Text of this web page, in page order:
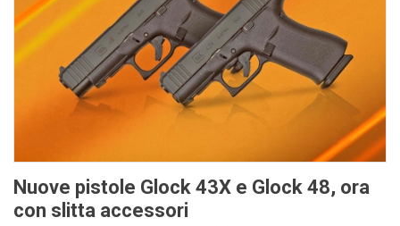
Nuove pistole Glock 43X e Glock 48, ora
con slitta accessori